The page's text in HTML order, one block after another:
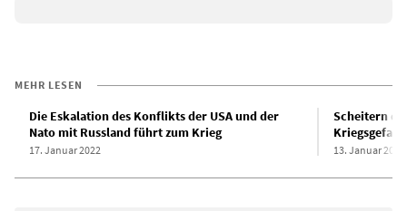
MEHR LESEN
Die Eskalation des Konflikts der USA und der
Nato mit Russland führt zum Krieg
17. Januar 2022
Scheitern
Kriegsgefahr
13. Januar 2022